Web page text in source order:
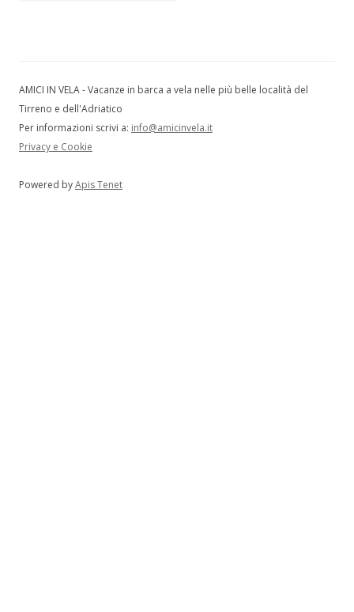
AMICI IN VELA - Vacanze in barca a vela nelle più belle località del
Tirreno e dell'Adriatico
Per informazioni scrivi a: info@amicinvela.it
Privacy e Cookie
Powered byApis Tenet